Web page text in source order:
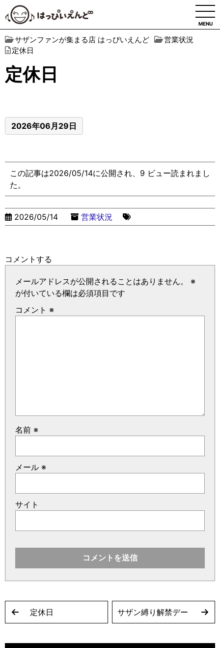
MENU
サザンファンが集まる店 はっぴいえんど
営業状況
定休日
定休日
2026年06月29日
この記事は2026/05/14に公開され、9 ビュー読まれまし
た。
2026/05/14 営業状況
コメントする
メールアドレスが公開されることはありません。
※
が付いている欄は必須項目です
コメント ※
名前 ※
メール ※
サイト
定休日 サザン縛り解禁デー